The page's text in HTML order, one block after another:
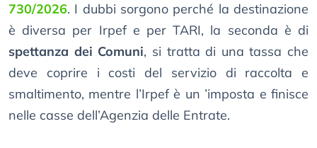
730/2026. I dubbi sorgono perché la destinazione
è diversa per Irpef e per TARI, la seconda è di
spettanza dei Comuni, si tratta di una tassa che
deve coprire i costi del servizio di raccolta e
smaltimento, mentre l’Irpef è un ’imposta e finisce
nelle casse dell’Agenzia delle Entrate.